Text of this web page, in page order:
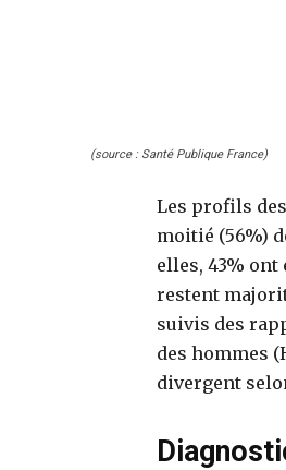
(source : Santé Publique France)
Les profils
moitié (56%)
elles, 43%
restent
suivis des
des hommes
divergent